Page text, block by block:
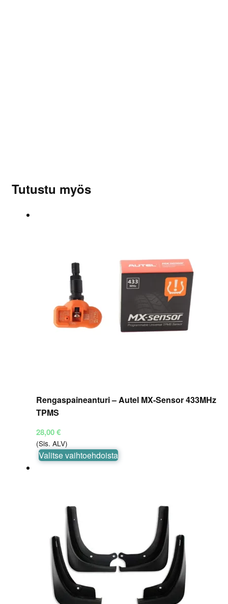
Tutustu myös
Rengaspaineanturi – Autel MX-Sensor 433MHz
TPMS
28,00€
(Sis. ALV)
Valitse vaihtoehdoistaTällä
muunnelma.
tuotteen
sivulla.